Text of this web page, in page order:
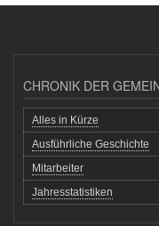
CHRONIK DER
Alles in Kürze
Ausführliche Geschichte
Mitarbeiter
Jahresstatistiken